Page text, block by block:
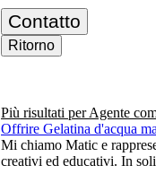
Contatto
Ritorno
Più risultati perAgente
Offrire Gelatina d'acqua
Mi chiamo Matic e
creativi ed educativi. In